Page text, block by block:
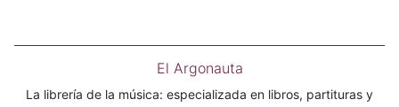
El Argonauta
La librería de la música: especializada en libros, partituras y